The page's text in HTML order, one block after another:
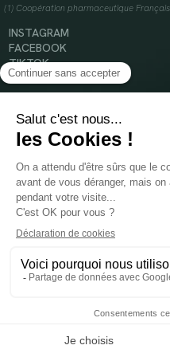
(1) Coopération pharmaceutique
INSTAGRAM
FACEBOOK
TIKTOK
YOUTUBE
© 2024 Oenobiol Paris
Mentions légales
Politique en matière de cookies
POUR VOTRE SANTÉ, MANGEZ AU
Les complément alimentaires doivent
ne pas être utilisés comme substituts